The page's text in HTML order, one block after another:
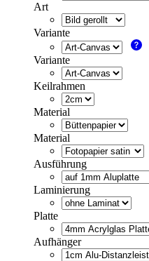
Art
Variante
Variante
Keilrahmen
Material
Material
Ausführung
Laminierung
Platte
Aufhänger